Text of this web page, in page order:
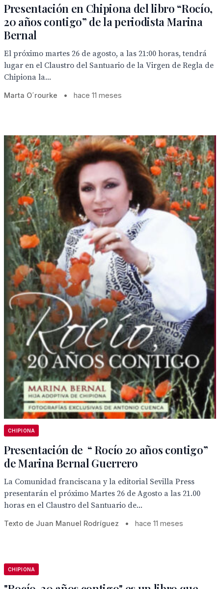
Presentación en Chipiona del libro “Rocío,
20 años contigo” de la periodista Marina
Bernal
El próximo martes 26 de agosto, a las 21:00 horas, tendrá
lugar en el Claustro del Santuario de la Virgen de Regla de
Chipiona la...
Marta O´rourke • hace 11 meses
CHIPIONA
Presentación de “ Rocío 20 años contigo”
de Marina Bernal Guerrero
La Comunidad franciscana y la editorial Sevilla Press
presentarán el próximo Martes 26 de Agosto a las 21.00
horas en el Claustro del Santuario de...
Texto de Juan Manuel Rodríguez • hace 11 meses
CHIPIONA